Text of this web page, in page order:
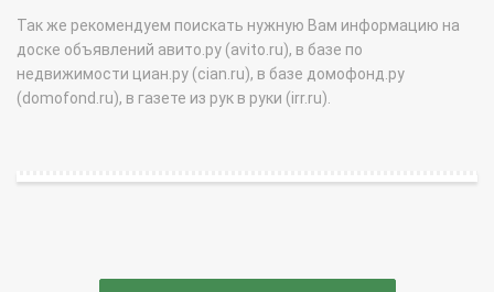
Так же рекомендуем поискать нужную Вам информацию на
доске объявлений авито.ру (avito.ru), в базе по
недвижимости циан.ру (cian.ru), в базе домофонд.ру
(domofond.ru), в газете из рук в руки (irr.ru).